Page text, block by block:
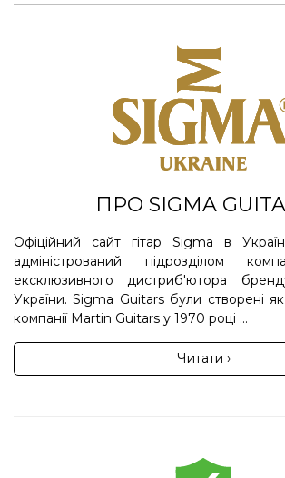
ПРО SIGMA
Офіційний сайт гітар Sigma в
адміністрований підрозділом
ексклюзивного дистриб'ютора
України. Sigma Guitars були створені
компанії Martin Guitars у 1970 році ...
Читати ›